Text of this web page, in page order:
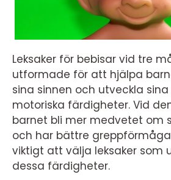
Leksaker för bebisar vid tre
utformade för att hjälpa
sina sinnen och utveckla
motoriska färdigheter. Vid
barnet bli mer medvetet om
och har bättre
viktigt att välja leksaker som
dessa färdigheter.